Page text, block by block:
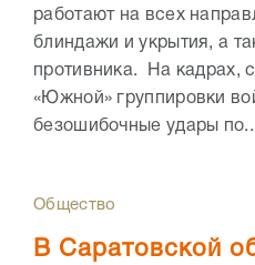
работают на всех
блиндажи и укрытия, а
противника. На кадрах,
«Южной» группировки
безошибочные удары
Общество
В Саратовской